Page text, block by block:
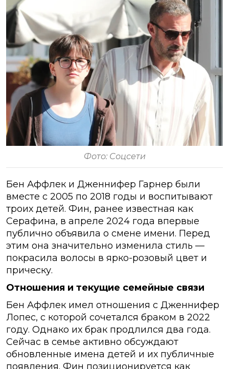
Фото: Соцсети
Бен Аффлек и Дженнифер Гарнер были
вместе с 2005 по 2018 годы и воспитывают
троих детей. Фин, ранее известная как
Серафина, в апреле 2024 года впервые
публично объявила о смене имени. Перед
этим она значительно изменила стиль —
покрасила волосы в ярко-розовый цвет и
прическу.
Отношения и текущие семейные связи
Бен Аффлек имел отношения с Дженнифер
Лопес, с которой сочетался браком в 2022
году. Однако их брак продлился два года.
Сейчас в семье активно обсуждают
обновленные имена детей и их публичные
появления. Фин позиционируется как